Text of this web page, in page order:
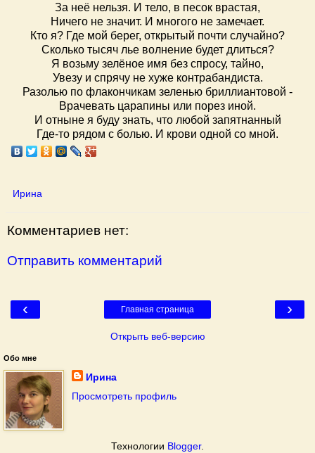
За неё нельзя. И тело, в песок врастая,
Ничего не значит. И многого не замечает.
Кто я? Где мой берег, открытый почти случайно?
Сколько тысяч лье волнение будет длиться?
Я возьму зелёное имя без спросу, тайно,
Увезу и спрячу не хуже контрабандиста.
Разолью по флакончикам зеленью бриллиантовой -
Врачевать царапины или порез иной.
И отныне я буду знать, что любой запятнанный
Где-то рядом с болью. И крови одной со мной.
Ирина
Комментариев нет:
Отправить комментарий
‹ ›
Главная страница
Открыть веб-версию
Обо мне
Ирина
Просмотреть профиль
Технологии Blogger.